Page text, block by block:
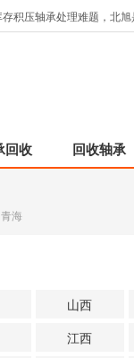
积压轴承处理难题，北旭
回收 回收轴承
青海
山西
江西